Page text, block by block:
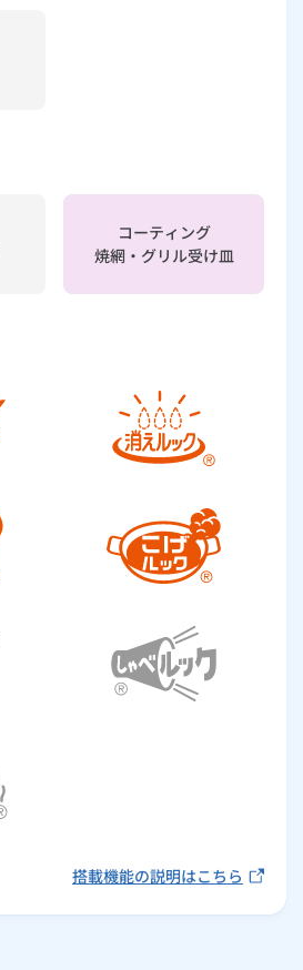
コーティング
焼網・グリル受け皿
搭載機能の説明はこちら